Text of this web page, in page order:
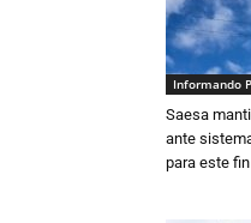
Informando
Saesa
ante
para este